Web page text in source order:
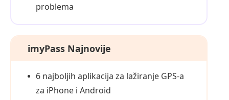
problema
imyPass Najnovije
6 najboljih aplikacija za lažiranje GPS‑a
za iPhone i Android